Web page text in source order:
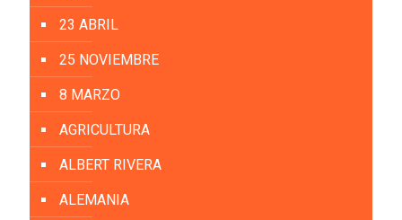
23 ABRIL
25 NOVIEMBRE
8 MARZO
AGRICULTURA
ALBERT RIVERA
ALEMANIA